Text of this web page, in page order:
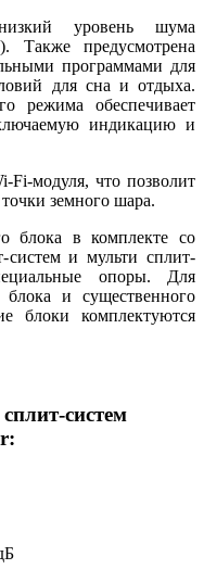
уровень шума
Также предусмотрена
программами для
для сна и отдыха.
режима обеспечивает
индикацию и
Fi-модуля, что позволит
земного шара.
блока в комплекте со
систем и мульти сплит-
опоры. Для
и существенного
блоки комплектуются
сплит-систем